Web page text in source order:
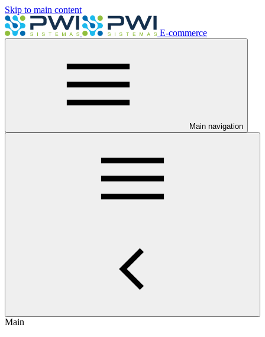
Skip to main content
E-commerce
Main navigation
Main